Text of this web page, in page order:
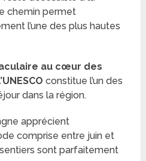
chemin permet
l’une des plus hautes
au cœur des
constitue l’un des
dans la région.
apprécient
comprise entre juin et
sont parfaitement